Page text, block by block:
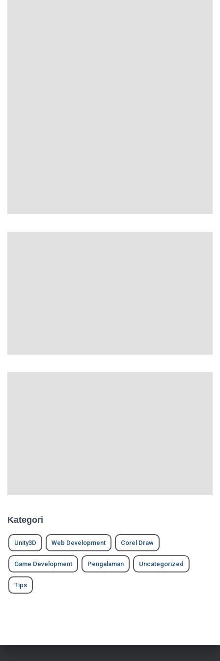
Kategori
Unity3D Web Development Corel Draw
Game Development Pengalaman Uncategorized
Tips